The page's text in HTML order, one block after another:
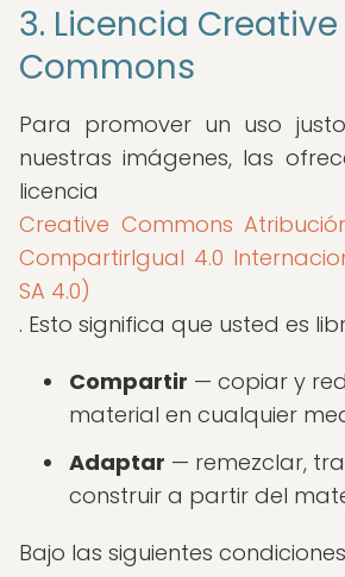
3. Licencia Creative
Commons
Para promover un uso
nuestras imágenes, las
licencia
Creative Commons
CompartirIgual 4.0
SA 4.0)
. Esto significa que usted es
Compartir — copiar y
material en cualquier
Adaptar — remezclar,
construir a partir del
Bajo las siguientes